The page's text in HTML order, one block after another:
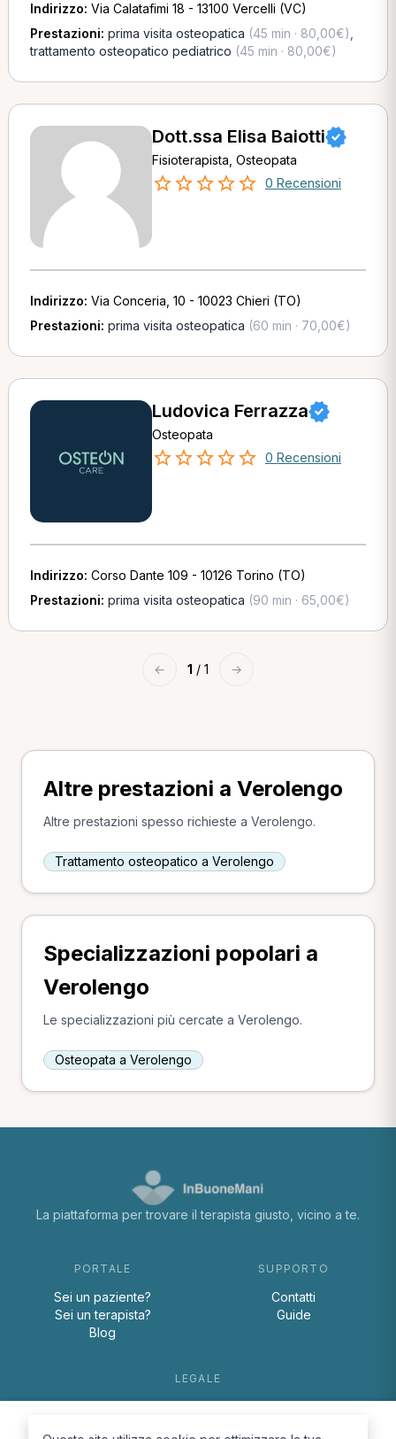
Indirizzo: Via Calatafimi 18 - 13100 Vercelli (VC)
Prestazioni: prima visita osteopatica (45 min · 80,00€)
trattamento osteopatico pediatrico (45 min · 80,00€)
Dott.ssa Elisa Baiotti
Fisioterapista, Osteopata
0 Recensioni
Indirizzo: Via Conceria, 10 - 10023 Chieri (TO)
Prestazioni: prima visita osteopatica (60 min · 70,00€)
Ludovica Ferrazza
Osteopata
0 Recensioni
Indirizzo: Corso Dante 109 - 10126 Torino (TO)
Prestazioni: prima visita osteopatica (90 min · 65,00€)
← 1 / 1 →
Altre prestazioni a Verolengo
Altre prestazioni spesso richieste a Verolengo.
Trattamento osteopatico a Verolengo
Specializzazioni popolari a
Verolengo
Le specializzazioni più cercate a Verolengo.
Osteopata a Verolengo
La piattaforma per trovare il terapista giusto, vicino a te.
PORTALE
Sei un paziente?
Sei un terapista?
Blog
SUPPORTO
Contatti
Guide
LEGALE